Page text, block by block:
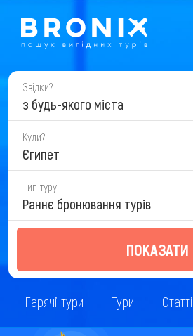
Звідки?
з будь-якого міста
Куди?
Єгипет
Тип туру
Раннє бронювання турів
ПОКАЗАТИ
Гарячі тури Тури Статті